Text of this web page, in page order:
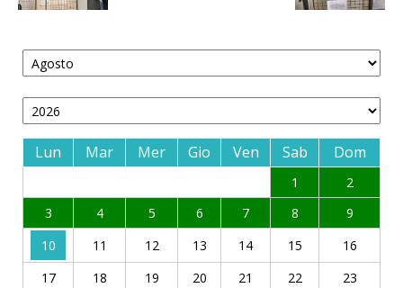
Lun Mar Mer Gio Ven Sab Dom
1
2
3
4 5 6 7 8
9
10
11 12 13 14 15
16
17
18 19 20 21 22
23